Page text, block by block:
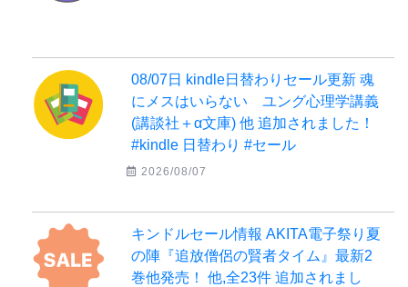
08/07日 kindle日替わりセール更新 魂
にメスはいらない ユング心理学講義
(講談社＋α文庫) 他 追加されました！
#kindle 日替わり #セール
2026/08/07
キンドルセール情報 AKITA電子祭り夏
の陣『追放僧侶の賢者タイム』最新2
巻他発売！ 他,全23件 追加されまし